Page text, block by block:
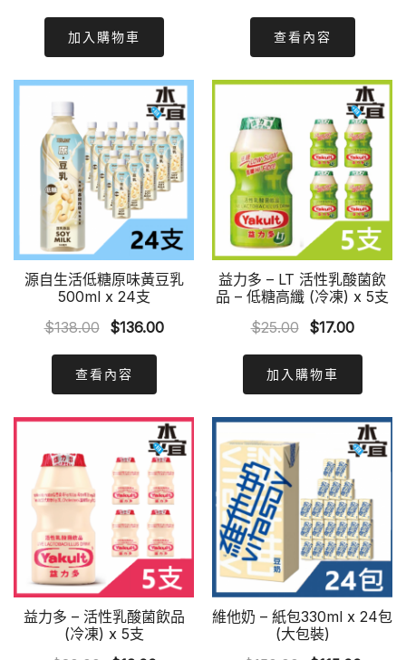
was:
$130.00.$115.00.
加入購物車
was:
$168.00.
查看內容
源自生活低糖原味黃豆乳
500ml x 24支
$138.00
Original
was:
$138.00.
$136.00Current
查看內容
益力多 – LT 活性乳酸菌飲
品 – 低糖高纖 (冷凍) x 5支
$25.00
Original
was:
$25.00.
$17.00Current
$17.00.
加入購物車
益力多 – 活性乳酸菌飲品
(冷凍) x 5支
維他奶 – 紙包330ml x 24包
(大包裝)